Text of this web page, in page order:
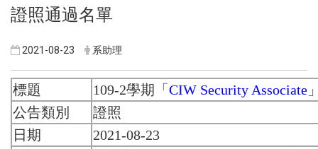
證照通過名單
2021-08-23 系助理
標題 109-2學期「 CIW Security Associate
公告類別
證照
日期
2021-08-23